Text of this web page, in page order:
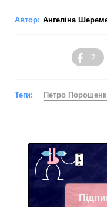
Автор: Ангеліна
2
Теги: Петро